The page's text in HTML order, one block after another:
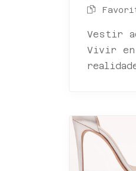
Vestir
Vivir en